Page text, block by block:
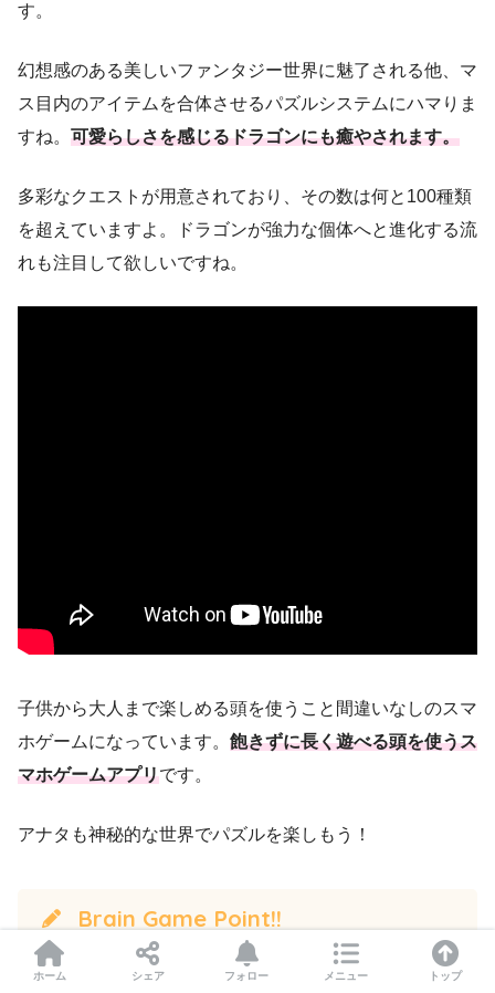
す。
幻想感のある美しいファンタジー世界に魅了される他、マ
ス目内のアイテムを合体させるパズルシステムにハマりま
すね。 可愛らしさを感じるドラゴンにも癒やされます。
多彩なクエストが用意されており、その数は何と100種類
を超えていますよ。ドラゴンが強力な個体へと進化する流
れも注目して欲しいですね。
子供から大人まで楽しめる頭を使うこと間違いなしのスマ
ホゲームになっています。 飽きずに長く遊べる頭を使うス
マホゲームアプリです。
アナタも神秘的な世界でパズルを楽しもう！
Brain Game Point!!
美しいファンタジー世界
ホーム シェア フォロー メニュー トップ